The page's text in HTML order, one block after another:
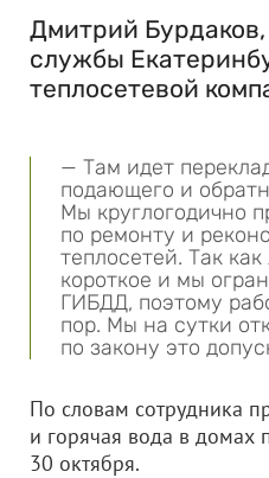
Дмитрий
службы
теплосетевой
— Там идет
подающего и
Мы круглогодично
по ремонту и
теплосетей. Так
короткое и мы
ГИБДД, поэтому
пор. Мы на сутки
по закону это
По словам сотрудника
и горячая вода в домах
30 октября.